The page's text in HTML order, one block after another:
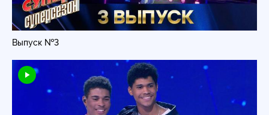
Выпуск №3